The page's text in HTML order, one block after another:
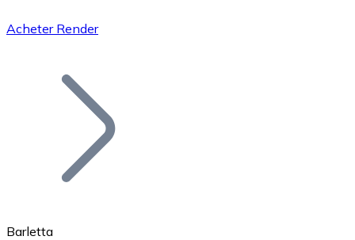
Bitcoin
Acheter Render
Barletta